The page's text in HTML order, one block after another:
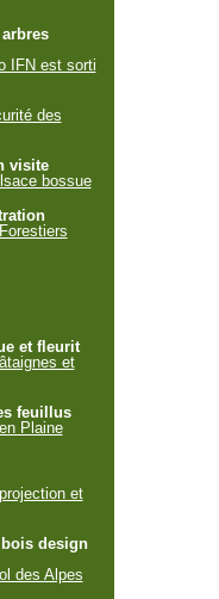
IFN est sorti
des
visite
bossue
et fleurit
et
feuillus
en Plaine
projection et
design
des Alpes